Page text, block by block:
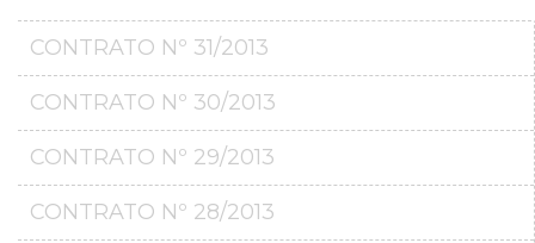
CONTRATO Nº 31/2013
CONTRATO Nº 30/2013
CONTRATO Nº 29/2013
CONTRATO Nº 28/2013